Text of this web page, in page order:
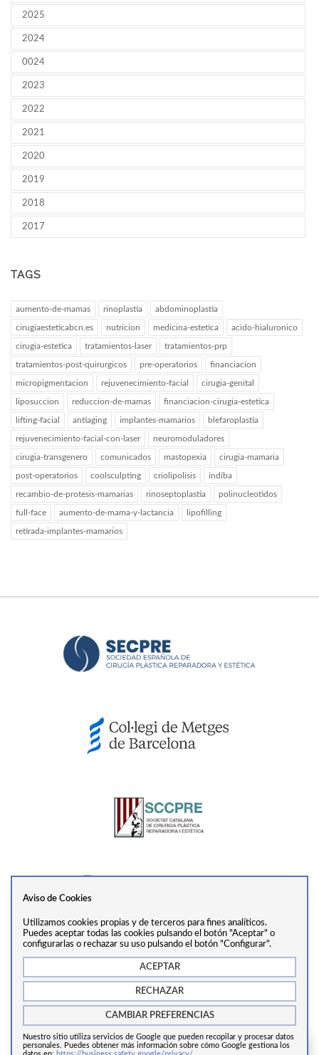
2025
2024
0024
2023
2022
2021
2020
2019
2018
2017
TAGS
aumento-de-mamas rinoplastia abdominoplastia
cirugiaesteticabcn.es nutricion medicina-estetica acido-hialuronico
cirugia-estetica tratamientos-laser tratamientos-prp
tratamientos-post-quirurgicos pre-operatorios financiacion
micropigmentacion rejuvenecimiento-facial cirugia-genital
liposuccion reduccion-de-mamas financiacion-cirugia-estetica
lifting-facial antiaging implantes-mamarios blefaroplastia
rejuvenecimiento-facial-con-laser neuromoduladores
cirugia-transgenero comunicados mastopexia cirugia-mamaria
post-operatorios coolsculpting criolipolisis indiba
recambio-de-protesis-mamarias rinoseptoplastia polinucleotidos
full-face aumento-de-mama-y-lactancia lipofilling
retirada-implantes-mamarios
Ver perfil
info@drtrivino.com · +34 938 55 31 68 ·
Via Augusta,
281, 2ª Planta, 08017, Barcelona
Copyrights © 2024 Cirugía estética Barcelona.
Aviso de Cookies
Utilizamos cookies propias y de terceros para fines analíticos.
Puedes aceptar todas las cookies pulsando el botón "Aceptar" o
configurarlas o rechazar su uso pulsando el botón "Configurar".
Nuestro sitio utiliza servicios de Google que pueden recopilar y procesar datos
personales. Puedes obtener más información sobre cómo Google gestiona los
ACEPTAR
RECHAZAR
CAMBIAR PREFERENCIAS